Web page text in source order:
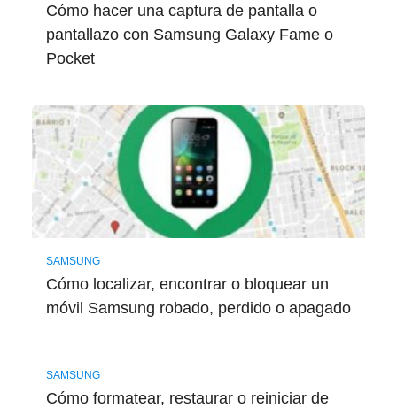
Cómo hacer una captura de pantalla o
pantallazo con Samsung Galaxy Fame o
Pocket
SAMSUNG
Cómo localizar, encontrar o bloquear un
móvil Samsung robado, perdido o apagado
SAMSUNG
Cómo formatear, restaurar o reiniciar de